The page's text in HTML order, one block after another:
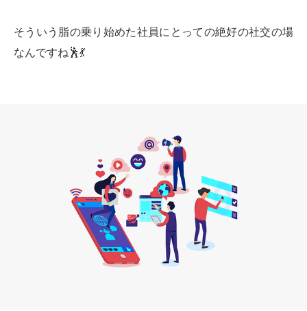
そういう脂の乗り始めた社員にとっての絶好の社交の場
なんですね🕺💃